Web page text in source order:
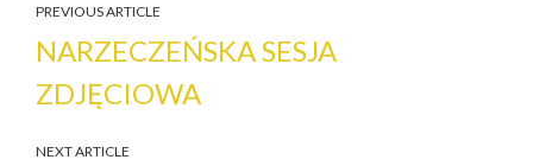
PREVIOUS ARTICLE
NARZECZEŃSKA SESJA
ZDJĘCIOWA
NEXT ARTICLE